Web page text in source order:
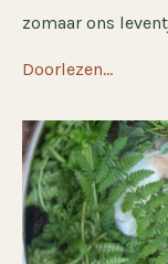
zomaar ons
Doorlezen...